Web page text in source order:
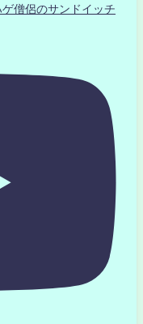
僧侶のサンドイッチ